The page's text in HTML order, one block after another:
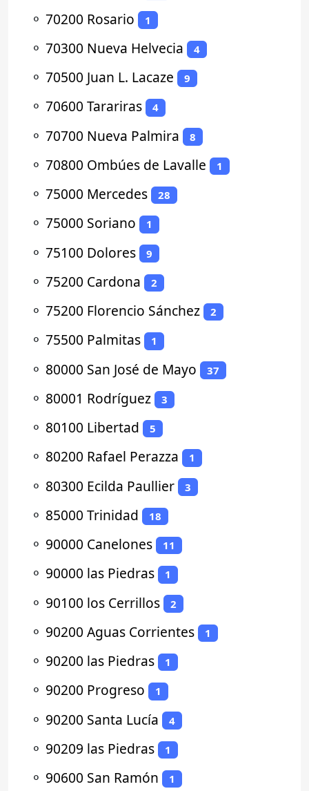
⚬ 70200 Rosario 1
⚬ 70300 Nueva Helvecia 4
⚬ 70500 Juan L. Lacaze 9
⚬ 70600 Tarariras 4
⚬ 70700 Nueva Palmira 8
⚬ 70800 Ombúes de Lavalle 1
⚬ 75000 Mercedes 28
⚬ 75000 Soriano 1
⚬ 75100 Dolores 9
⚬ 75200 Cardona 2
⚬ 75200 Florencio Sánchez 2
⚬ 75500 Palmitas 1
⚬ 80000 San José de Mayo 37
⚬ 80001 Rodríguez 3
⚬ 80100 Libertad 5
⚬ 80200 Rafael Perazza 1
⚬ 80300 Ecilda Paullier 3
⚬ 85000 Trinidad 18
⚬ 90000 Canelones 11
⚬ 90000 las Piedras 1
⚬ 90100 los Cerrillos 2
⚬ 90200 Aguas Corrientes 1
⚬ 90200 las Piedras 1
⚬ 90200 Progreso 1
⚬ 90200 Santa Lucía 4
⚬ 90209 las Piedras 1
⚬ 90600 San Ramón 1